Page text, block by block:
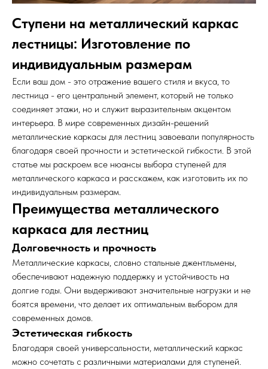
Ступени на металлический каркас
лестницы: Изготовление по
индивидуальным размерам
Если ваш дом - это отражение вашего стиля и вкуса, то
лестница - его центральный элемент, который не только
соединяет этажи, но и служит выразительным акцентом
интерьера. В мире современных дизайн-решений
металлические каркасы для лестниц завоевали популярность
благодаря своей прочности и эстетической гибкости. В этой
статье мы раскроем все нюансы выбора ступеней для
металлического каркаса и расскажем, как изготовить их по
индивидуальным размерам.
Преимущества металлического
каркаса для лестниц
Долговечность и прочность
Металлические каркасы, словно стальные джентльмены,
обеспечивают надежную поддержку и устойчивость на
долгие годы. Они выдерживают значительные нагрузки и не
боятся времени, что делает их оптимальным выбором для
современных домов.
Эстетическая гибкость
Благодаря своей универсальности, металлический каркас
можно сочетать с различными материалами для ступеней.